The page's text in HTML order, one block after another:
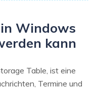
Windows
kann
Table, ist eine
Termine und